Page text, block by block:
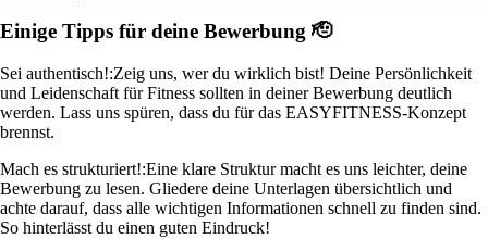
Einige Tipps für deine Bewerbung 🫡
Sei authentisch!:Zeig uns, wer du wirklich bist! Deine Persönlichkeit
und Leidenschaft für Fitness sollten in deiner Bewerbung deutlich
werden. Lass uns spüren, dass du für das EASYFITNESS-Konzept
brennst.
Mach es strukturiert!:Eine klare Struktur macht es uns leichter, deine
Bewerbung zu lesen. Gliedere deine Unterlagen übersichtlich und
achte darauf, dass alle wichtigen Informationen schnell zu finden sind.
So hinterlässt du einen guten Eindruck!